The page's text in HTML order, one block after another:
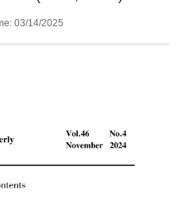
03/14/2025